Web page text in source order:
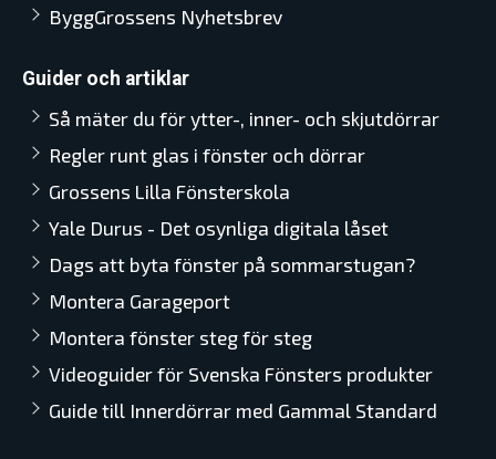
ByggGrossens Nyhetsbrev
Guider och artiklar
Så mäter du för ytter-, inner- och skjutdörrar
Regler runt glas i fönster och dörrar
Grossens Lilla Fönsterskola
Yale Durus - Det osynliga digitala låset
Dags att byta fönster på sommarstugan?
Montera Garageport
Montera fönster steg för steg
Videoguider för Svenska Fönsters produkter
Guide till Innerdörrar med Gammal Standard